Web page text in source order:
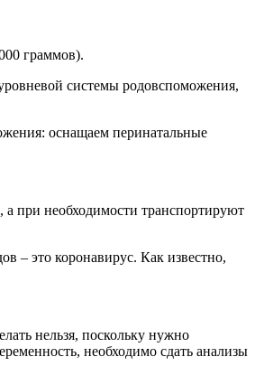
граммов).
системы родовспоможения,
оснащаем перинатальные
при необходимости транспортируют
– это коронавирус. Как известно,
нельзя, поскольку нужно
необходимо сдать анализы